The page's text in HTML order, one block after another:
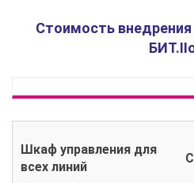
Стоимость
Шкаф управления для
всех линий